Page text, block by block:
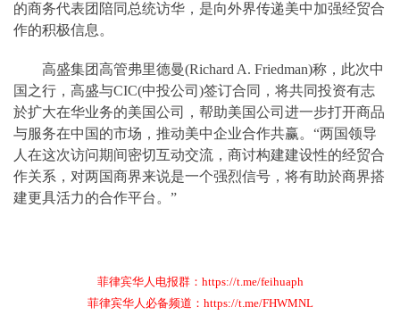
的商务代表团陪同总统访华，是向外界传递美中加强经贸合
作的积极信息。
高盛集团高管弗里德曼(Richard A. Friedman)称，此次中
国之行，高盛与CIC(中投公司)签订合同，将共同投资有志
於扩大在华业务的美国公司，帮助美国公司进一步打开商品
与服务在中国的市场，推动美中企业合作共赢。“两国领导
人在这次访问期间密切互动交流，商讨构建建设性的经贸合
作关系，对两国商界来说是一个强烈信号，将有助於商界搭
建更具活力的合作平台。”
菲律宾华人电报群：https://t.me/feihuaph
菲律宾华人必备频道：https://t.me/FHWMNL